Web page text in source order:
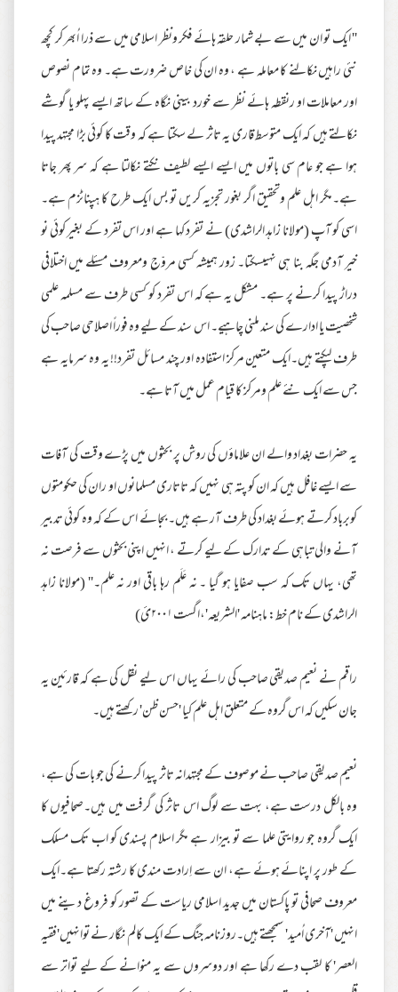
'' ایک تو ان میں سے بے شمار حلقہ ہائے فکر ونظر اسلامی میں سے ذرا اُبھر کر کچھ
نئی راہیں نکالنے کا معاملہ ہے ، وہ ان کی خاص ضرورت ہے۔ وہ تمام نصوص
اور معاملات او رنقطہ ہائے نظر سے خورد بینی نگاہ کے ساتھ ایسے پہلو یا گوشے
نکالتے ہیں کہ ایک متوسط قاری یہ تاثر لے سکتا ہے کہ وقت کا کوئی بڑا مجتہد پیدا
ہوا ہے جو عام سی باتوں میں ایسے ایسے لطیف نکتے نکالتا ہے کہ سر پھر جاتا
ہے۔مگر اہل علم وتحقیق اگر بغور تجزیہ کریں تو بس ایک طرح کا ہپناٹزم ہے۔
اسی کو آپ (مولانا زاہد الراشدی) نے تفرد کہا ہے اور اس تفرد کے بغیر کوئی نو
خیر آدمی جگہ بنا ہی نہیںسکتا۔ زور ہمیشہ کسی مروّج ومعروف مسئلے میں اختلافی
دراڑ پیدا کرنے پر ہے۔ مشکل یہ ہے کہ اس تفرد کو کسی طرف سے مسلمہ علمی
شخصیت یا ادارے کی سند ملنی چاہیے۔ اس سند کے لیے وہ فوراً اصلاحی صاحب کی
طرف لپکتے ہیں۔ایک متعین مرکز استفادہ اور چند مسائل تفرد!! یہ وہ سرمایہ ہے
جس سے ایک نئے علم ومرکز کا قیام عمل میں آتا ہے۔
یہ حضرات بغداد والے ان علاماؤں کی روش پر بحثوں میں پڑے وقت کی آفات
سے ایسے غافل ہیں کہ ان کو پتہ ہی نہیں کہ تاتاری مسلمانوں او ران کی حکومتوں
کوبرباد کرتے ہوئے بغداد کی طرف آر ہے ہیں۔ بجائے اس کے کہ وہ کوئی تدبیر
آنے والی تباہی کے تدارک کے لیے کرتے ، انہیں اپنی بحثوں سے فرصت نہ
تھی، یہاں تک کہ سب صفایا ہو گیا ۔ نہ عَلَم رہا باقی اور نہ علم۔'' (مولانا زاہد
الراشدی کے نام خط: ماہنامہ 'الشریعہ'،اگست ۲۰۰۱ئ)
راقم نے نعیم صدیقی صاحب کی رائے یہاں اس لیے نقل کی ہے کہ قارئین یہ
جان سکیں کہ اس گروہ کے متعلق اہل علم کیا 'حسن ظن' رکھتے ہیں۔
نعیم صدیقی صاحب نے موصوف کے مجتہدانہ تاثر پیدا کرنے کی جو بات کی ہے،
وہ بالکل درست ہے، بہت سے لوگ اس تاثر کی گرفت میں ہیں۔صحافیوں کا
ایک گروہ جو روایتی علما سے تو بیزار ہے مگر اسلام پسندی کو اب تک مسلک
کے طور پر اپنائے ہوئے ہے، ان سے اِرادت مندی کا رشتہ رکھتا ہے۔ایک
معروف صحافی تو پاکستان میں جدید اسلامی ریاست کے تصور کو فروغ دینے میں
انہیں 'آخری اُمید' سمجھتے ہیں۔روزنامہ جنگ کے ایک کالم نگار نے توانہیں'فقیہ
العصر' کا لقب دے رکھا ہے اور دوسروں سے یہ منوانے کے لیے تواتر سے